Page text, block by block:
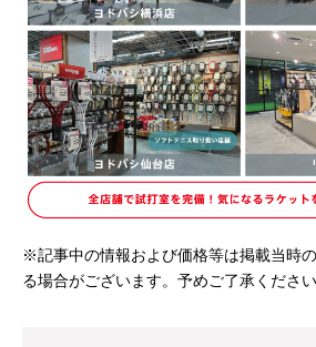
※記事中の情報および価格等は掲載当時
る場合がございます。予めご了承ください